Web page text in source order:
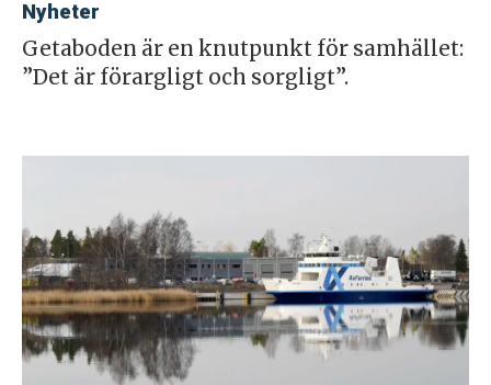
Nyheter
Getaboden är en knutpunkt för samhället:
”Det är förargligt och sorgligt”.